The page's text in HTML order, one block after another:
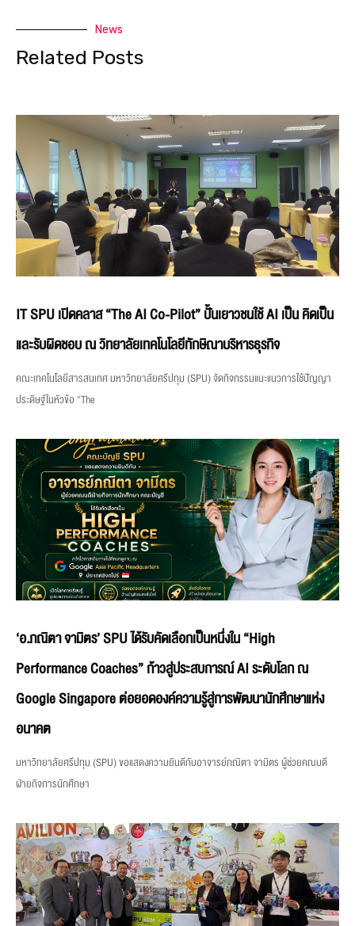
News
Related Posts
IT SPU เปิดคลาส “The AI Co-Pilot” ปั้นเยาวชนใช้ AI เป็น คิดเป็น
และรับผิดชอบ ณ วิทยาลัยเทคโนโลยีทักษิณาบริหารธุรกิจ
คณะเทคโนโลยีสารสนเทศ มหาวิทยาลัยศรีปทุม (SPU) จัดกิจกรรมแนะแนวการใช้ปัญญา
ประดิษฐ์ในหัวข้อ “The
‘อ.ภณิตา จามิตร’ SPU ได้รับคัดเลือกเป็นหนึ่งใน “High
Performance Coaches” ก้าวสู่ประสบการณ์ AI ระดับโลก ณ
Google Singapore ต่อยอดองค์ความรู้สู่การพัฒนานักศึกษาแห่ง
อนาคต
มหาวิทยาลัยศรีปทุม (SPU) ขอแสดงความยินดีกับอาจารย์ภณิตา จามิตร ผู้ช่วยคณบดี
ฝ่ายกิจการนักศึกษา